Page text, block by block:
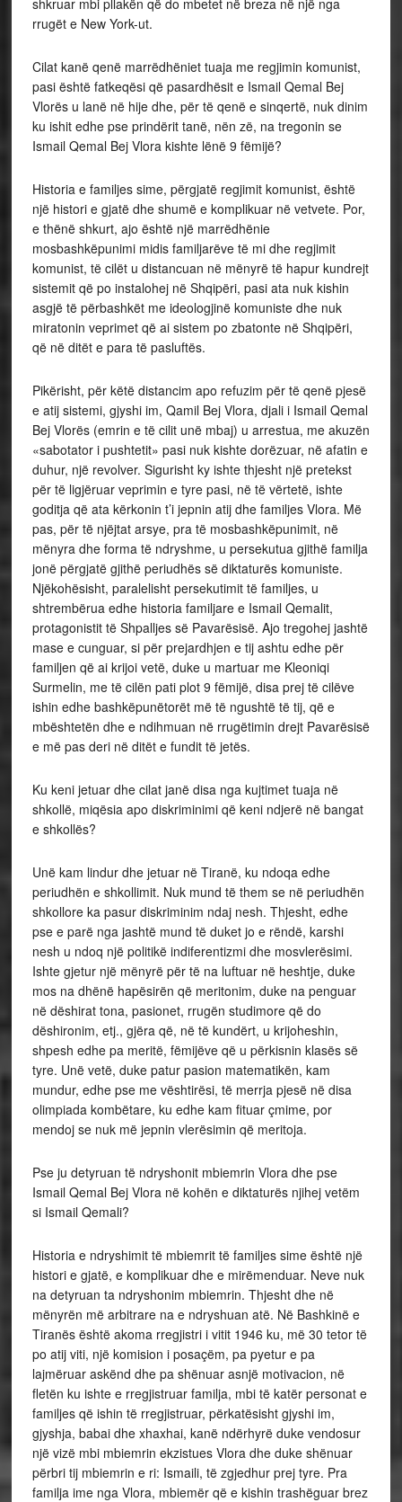
shkruar mbi pllakën që do mbetet në breza në një nga
rrugët e New York-ut.
Cilat kanë qenë marrëdhëniet tuaja me regjimin komunist,
pasi është fatkeqësi që pasardhësit e Ismail Qemal Bej
Vlorës u lanë në hije dhe, për të qenë e sinqertë, nuk dinim
ku ishit edhe pse prindërit tanë, nën zë, na tregonin se
Ismail Qemal Bej Vlora kishte lënë 9 fëmijë?
Historia e familjes sime, përgjatë regjimit komunist, është
një histori e gjatë dhe shumë e komplikuar në vetvete. Por,
e thënë shkurt, ajo është një marrëdhënie
mosbashkëpunimi midis familjarëve të mi dhe regjimit
komunist, të cilët u distancuan në mënyrë të hapur kundrejt
sistemit që po instalohej në Shqipëri, pasi ata nuk kishin
asgjë të përbashkët me ideologjinë komuniste dhe nuk
miratonin veprimet që ai sistem po zbatonte në Shqipëri,
që në ditët e para të pasluftës.
Pikërisht, për këtë distancim apo refuzim për të qenë pjesë
e atij sistemi, gjyshi im, Qamil Bej Vlora, djali i Ismail Qemal
Bej Vlorës (emrin e të cilit unë mbaj) u arrestua, me akuzën
«sabotator i pushtetit» pasi nuk kishte dorëzuar, në afatin e
duhur, një revolver. Sigurisht ky ishte thjesht një pretekst
për të ligjëruar veprimin e tyre pasi, në të vërtetë, ishte
goditja që ata kërkonin t’i jepnin atij dhe familjes Vlora. Më
pas, për të njëjtat arsye, pra të mosbashkëpunimit, në
mënyra dhe forma të ndryshme, u persekutua gjithë familja
jonë përgjatë gjithë periudhës së diktaturës komuniste.
Njëkohësisht, paralelisht persekutimit të familjes, u
shtrembërua edhe historia familjare e Ismail Qemalit,
protagonistit të Shpalljes së Pavarësisë. Ajo tregohej jashtë
mase e cunguar, si për prejardhjen e tij ashtu edhe për
familjen që ai krijoi vetë, duke u martuar me Kleoniqi
Surmelin, me të cilën pati plot 9 fëmijë, disa prej të cilëve
ishin edhe bashkëpunëtorët më të ngushtë të tij, që e
mbështetën dhe e ndihmuan në rrugëtimin drejt Pavarësisë
e më pas deri në ditët e fundit të jetës.
Ku keni jetuar dhe cilat janë disa nga kujtimet tuaja në
shkollë, miqësia apo diskriminimi që keni ndjerë në bangat
e shkollës?
Unë kam lindur dhe jetuar në Tiranë, ku ndoqa edhe
periudhën e shkollimit. Nuk mund të them se në periudhën
shkollore ka pasur diskriminim ndaj nesh. Thjesht, edhe
pse e parë nga jashtë mund të duket jo e rëndë, karshi
nesh u ndoq një politikë indiferentizmi dhe mosvlerësimi.
Ishte gjetur një mënyrë për të na luftuar në heshtje, duke
mos na dhënë hapësirën që meritonim, duke na penguar
në dëshirat tona, pasionet, rrugën studimore që do
dëshironim, etj., gjëra që, në të kundërt, u krijoheshin,
shpesh edhe pa meritë, fëmijëve që u përkisnin klasës së
tyre. Unë vetë, duke patur pasion matematikën, kam
mundur, edhe pse me vështirësi, të merrja pjesë në disa
olimpiada kombëtare, ku edhe kam fituar çmime, por
mendoj se nuk më jepnin vlerësimin që meritoja.
Pse ju detyruan të ndryshonit mbiemrin Vlora dhe pse
Ismail Qemal Bej Vlora në kohën e diktaturës njihej vetëm
si Ismail Qemali?
Historia e ndryshimit të mbiemrit të familjes sime është një
histori e gjatë, e komplikuar dhe e mirëmenduar. Neve nuk
na detyruan ta ndryshonim mbiemrin. Thjesht dhe në
mënyrën më arbitrare na e ndryshuan atë. Në Bashkinë e
Tiranës është akoma rregjistri i vitit 1946 ku, më 30 tetor të
po atij viti, një komision i posaçëm, pa pyetur e pa
lajmëruar askënd dhe pa shënuar asnjë motivacion, në
fletën ku ishte e rregjistruar familja, mbi të katër personat e
familjes që ishin të rregjistruar, përkatësisht gjyshi im,
gjyshja, babai dhe xhaxhai, kanë ndërhyrë duke vendosur
një vizë mbi mbiemrin ekzistues Vlora dhe duke shënuar
përbri tij mbiemrin e ri: Ismaili, të zgjedhur prej tyre. Pra
familja ime nga Vlora, mbiemër që e kishin trashëguar brez